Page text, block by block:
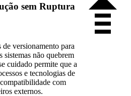
sem Ruptura
versionamento para
sistemas não quebrem
cuidado permite que a
e tecnologias de
com
externos.